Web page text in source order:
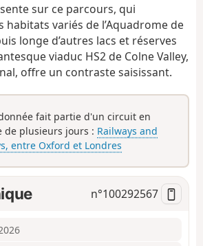
i
n
sur ce parcours, qui
habitats variés de l’Aquadrome de
longe d’autres lacs et réserves
viaduc HS2 de Colne Valley,
offre un contraste saisissant.
fait partie d'un circuit en
de plusieurs jours : Railways and
entre Oxford et Londres
n°100292567